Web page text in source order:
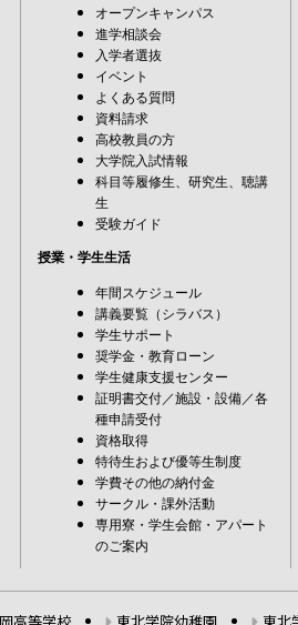
オープンキャンパス
進学相談会
入学者選抜
イベント
よくある質問
資料請求
高校教員の方
大学院入試情報
科目等履修生、研究生、聴講
生
受験ガイド
授業・学生生活
年間スケジュール
講義要覧（シラバス）
学生サポート
奨学金・教育ローン
学生健康支援センター
証明書交付／施設・設備／各
種申請受付
資格取得
特待生および優等生制度
学費その他の納付金
サークル・課外活動
専用寮・学生会館・アパート
のご案内
高等学校 東北学院幼稚園 東北